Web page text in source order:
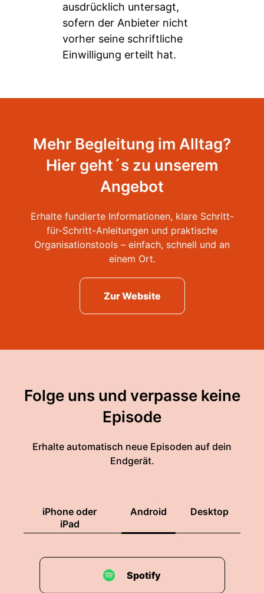
ausdrücklich untersagt,
sofern der Anbieter nicht
vorher seine schriftliche
Einwilligung erteilt hat.
Mehr Begleitung im Alltag?
Hier geht´s zu unserem
Angebot
Erhalte fundierte Informationen, klare Schritt-
für-Schritt-Anleitungen und praktische
Organisationstools – einfach, schnell und an
einem Ort.
Zur Website
Folge uns und verpasse keine
Episode
Erhalte automatisch neue Episoden auf dein
Endgerät.
iPhone oder
iPad
Android Desktop
Spotify